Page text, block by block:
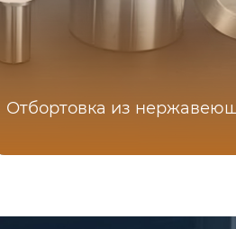
Отбортовка из